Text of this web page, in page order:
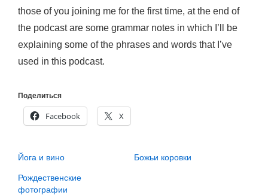
those of you joining me for the first time, at the end of
the podcast are some grammar notes in which I’ll be
explaining some of the phrases and words that I’ve
used in this podcast.
Поделиться
Facebook X
Йога и вино Божьи коровки
Рождественские
фотографии